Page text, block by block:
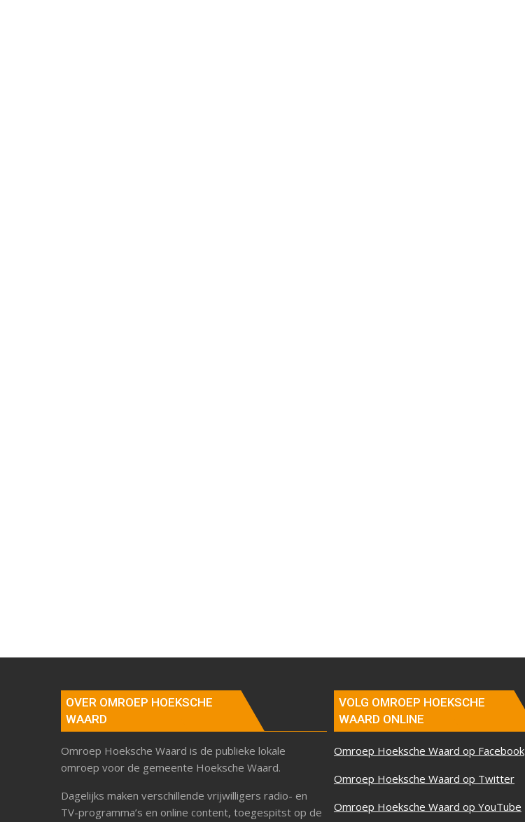
OVER OMROEP HOEKSCHE
WAARD
Omroep Hoeksche Waard is de publieke lokale
omroep voor de gemeente Hoeksche Waard.
Dagelijks maken verschillende vrijwilligers radio- en
TV-programma’s en online content, toegespitst op de
VOLG OMROEP HOEKSCHE
WAARD ONLINE
Omroep Hoeksche Waard op Facebook
Omroep Hoeksche Waard op Twitter
Omroep Hoeksche Waard op YouTube